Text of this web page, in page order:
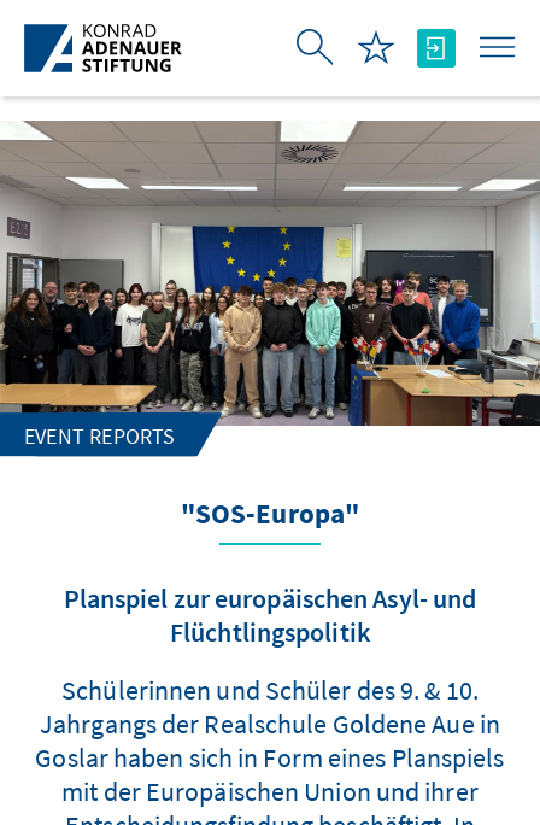
Skip to Main Content
EVENT REPORTS
"SOS-Europa"
Planspiel zur europäischen Asyl- und
Flüchtlingspolitik
Schülerinnen und Schüler des 9. & 10.
Jahrgangs der Realschule Goldene Aue in
Goslar haben sich in Form eines Planspiels
mit der Europäischen Union und ihrer